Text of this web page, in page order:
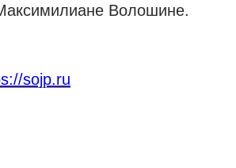
Волошине.
sojp.ru